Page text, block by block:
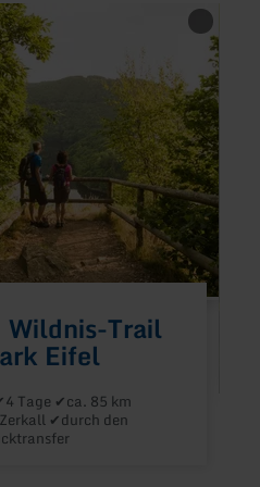
Wildnis-Trail
Eifel
✔durch den
dem